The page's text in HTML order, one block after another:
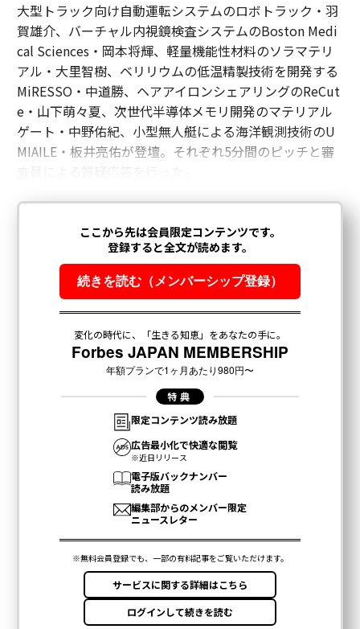
大型トラック向け自動運転システムのロボトラック・羽
賀雄介、バーチャル内視鏡検査システムのBoston Medi
cal Sciences・岡本将輝、軽量機能性材料のソラマテリ
アル・大里智樹、ベリリウムの低温精製技術を開発する
MiRESSO・中道勝、ヘアアイロンシェアリングのReCut
e・山下萌々夏、次世代半導体メモリ開発のマテリアル
ゲート・中野佑紀、小型無人艇による海洋観測技術のU
MIAILE・板井亮佑が登壇。それぞれ5分間のピッチと審